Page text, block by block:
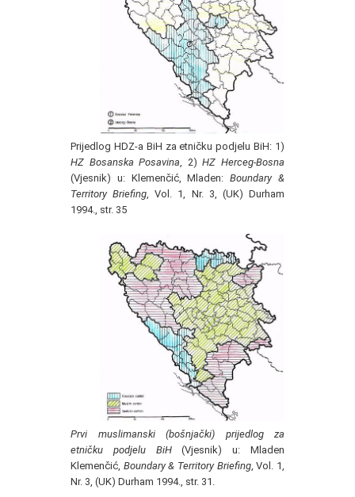
Prijedlog HDZ-a BiH za etničku podjelu BiH: 1)
HZ Bosanska Posavina, 2)HZ Herceg-Bosna
(Vjesnik) u: Klemenčić, Mladen:Boundary &
Territory Briefing, Vol. 1, Nr. 3, (UK) Durham
1994., str. 35
Prvi muslimanski (bošnjački) prijedlog za
etničku podjelu BiH(Vjesnik) u: Mladen
Klemenčić, Boundary & Territory Briefing, Vol. 1,
Nr. 3, (UK) Durham 1994., str. 31.